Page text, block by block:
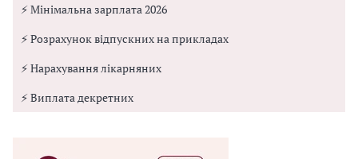
⚡ Мінімальна зарплата 2026
⚡ Розрахунок відпускних на прикладах
⚡ Нарахування лікарняних
⚡ Виплата декретних